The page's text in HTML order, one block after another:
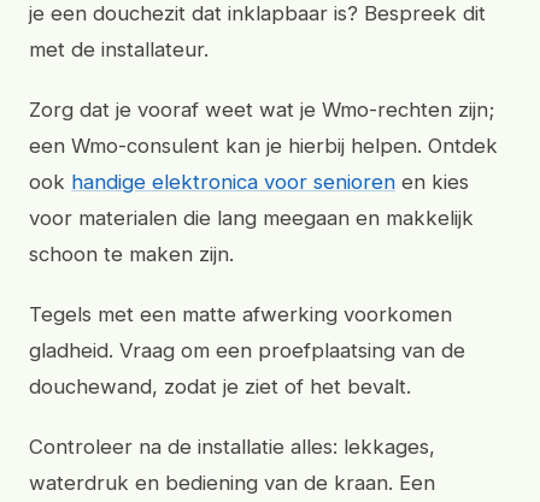
je een douchezit dat inklapbaar is? Bespreek dit
met de installateur.
Zorg dat je vooraf weet wat je Wmo-rechten zijn;
een Wmo-consulent kan je hierbij helpen. Ontdek
ook handige elektronica voor senioren en kies
voor materialen die lang meegaan en makkelijk
schoon te maken zijn.
Tegels met een matte afwerking voorkomen
gladheid. Vraag om een proefplaatsing van de
douchewand, zodat je ziet of het bevalt.
Controleer na de installatie alles: lekkages,
waterdruk en bediening van de kraan. Een